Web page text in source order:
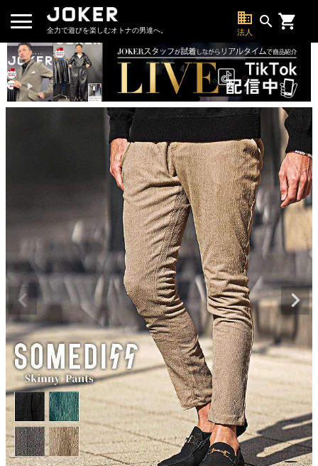
全力で遊びを楽しむオトナの男達へ。
business
法人
search